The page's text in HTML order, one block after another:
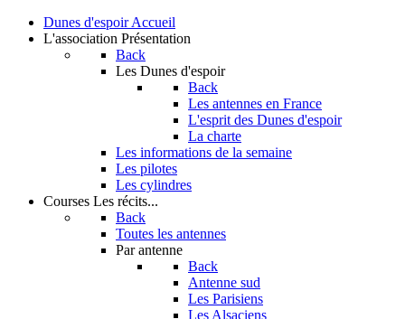
Dunes d'espoir Accueil
L'association Présentation
Back
Les Dunes d'espoir
Back
Les antennes en France
L'esprit des Dunes d'espoir
La charte
Les informations de la semaine
Les pilotes
Les cylindres
Courses Les récits...
Back
Toutes les antennes
Par antenne
Back
Antenne sud
Les Parisiens
Les Alsaciens